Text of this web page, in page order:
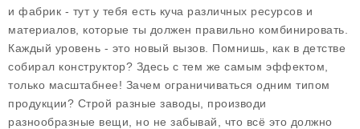
и фабрик - тут у тебя есть куча различных ресурсов и
материалов, которые ты должен правильно комбинировать.
Каждый уровень - это новый вызов. Помнишь, как в детстве
собирал конструктор? Здесь с тем же самым эффектом,
только масштабнее! Зачем ограничиваться одним типом
продукции? Строй разные заводы, производи
разнообразные вещи, но не забывай, что всё это должно